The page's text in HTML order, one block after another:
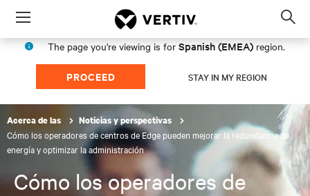
Menu
The page you're viewing is for Spanish (EMEA) region.
PROCEED STAY IN MY REGION
Acerca de las Noticias y perspectivas
Cómo los operadores de centros de Edge pueden mejorar la redundancia de
energía y optimizar la administración
Cómo los operadores de